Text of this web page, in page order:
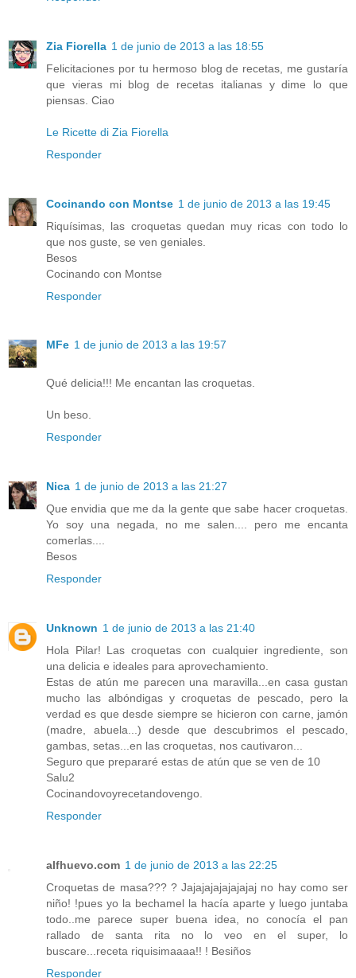
Zia Fiorella 1 de junio de 2013 a las 18:55
Felicitaciones por tu hermoso blog de ​​recetas, me gustaría
que vieras mi blog de recetas italianas y dime lo que
piensas. Ciao
Le Ricette di Zia Fiorella
Responder
Cocinando con Montse 1 de junio de 2013 a las 19:45
Riquísimas, las croquetas quedan muy ricas con todo lo
que nos guste, se ven geniales.
Besos
Cocinando con Montse
Responder
MFe 1 de junio de 2013 a las 19:57
Qué delicia!!! Me encantan las croquetas.
Un beso.
Responder
Nica 1 de junio de 2013 a las 21:27
Que envidia que me da la gente que sabe hacer croquetas.
Yo soy una negada, no me salen.... pero me encanta
comerlas....
Besos
Responder
Unknown 1 de junio de 2013 a las 21:40
Hola Pilar! Las croquetas con cualquier ingrediente, son
una delicia e ideales para aprovechamiento.
Estas de atún me parecen una maravilla...en casa gustan
mucho las albóndigas y croquetas de pescado, pero la
verdad es que desde siempre se hicieron con carne, jamón
(madre, abuela...) desde que descubrimos el pescado,
gambas, setas...en las croquetas, nos cautivaron...
Seguro que prepararé estas de atún que se ven de 10
Salu2
Cocinandovoyrecetandovengo.
Responder
alfhuevo.com 1 de junio de 2013 a las 22:25
Croquetas de masa??? ? Jajajajajajajajaj no hay como ser
niño! !pues yo la bechamel la hacía aparte y luego juntaba
todo..me parece super buena idea, no conocía el pan
rallado de santa rita no lo veo en el super, lo
buscare...receta riquisimaaaa!! ! Besiños
Responder